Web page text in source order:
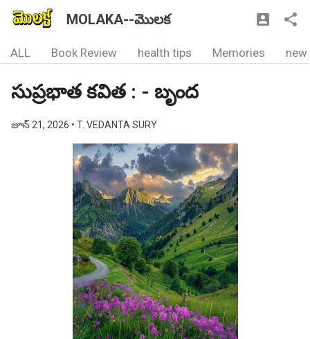
MOLAKA--మొలక
ALL Book Review health tips Memories new
సుప్రభాత కవిత : - బృంద
జూన్ 21, 2026 • T. VEDANTA SURY